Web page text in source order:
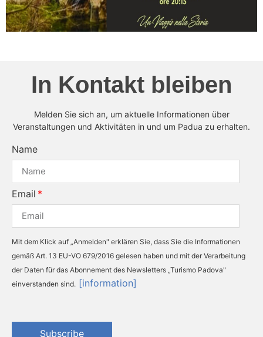
In Kontakt bleiben
Melden Sie sich an, um aktuelle Informationen über
Veranstaltungen und Aktivitäten in und um Padua zu erhalten.
Name
Email
Mit dem Klick auf „Anmelden" erklären Sie, dass Sie die Informationen
gemäß Art. 13 EU-VO 679/2016 gelesen haben und mit der Verarbeitung
der Daten für das Abonnement des Newsletters „Turismo Padova"
einverstanden sind. [information]
Subscribe